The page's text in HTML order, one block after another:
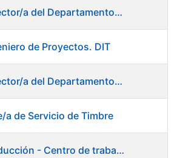
FC 04/24 - Director/a del Departamento de Innovación e Inteligencia Artificial
de Proyectos. DIT
FC 05/24 - Director/a del Departamento de Planificación, Logística y Almacenes
a de Servicio de Timbre
Auxiliar de producción - Centro de trabajo de Burgos